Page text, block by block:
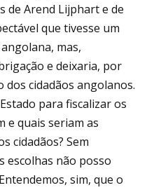
de Arend Lijphart e de
que tivesse um
mas,
e deixaria, por
cidadãos angolanos.
para fiscalizar os
e quais seriam as
cidadãos? Sem
escolhas não posso
sim, que o